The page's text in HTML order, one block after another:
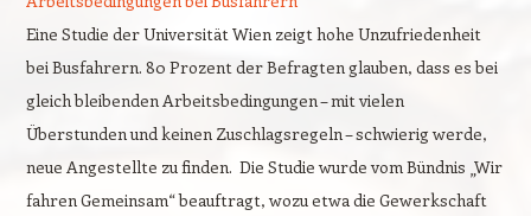
Eine Studie der Universität Wien zeigt hohe Unzufriedenheit
bei Busfahrern. 80 Prozent der Befragten glauben, dass es bei
gleich bleibenden Arbeitsbedingungen – mit vielen
Überstunden und keinen Zuschlagsregeln – schwierig werde,
neue Angestellte zu finden. Die Studie wurde vom Bündnis „Wir
fahren Gemeinsam“ beauftragt, wozu etwa die Gewerkschaft